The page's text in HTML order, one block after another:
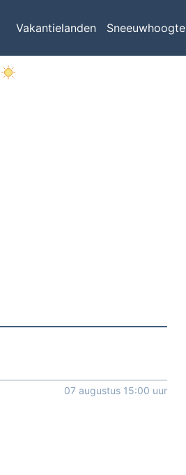
Vakantielanden Sneeuwhoogte
07 augustus 15:00 uur